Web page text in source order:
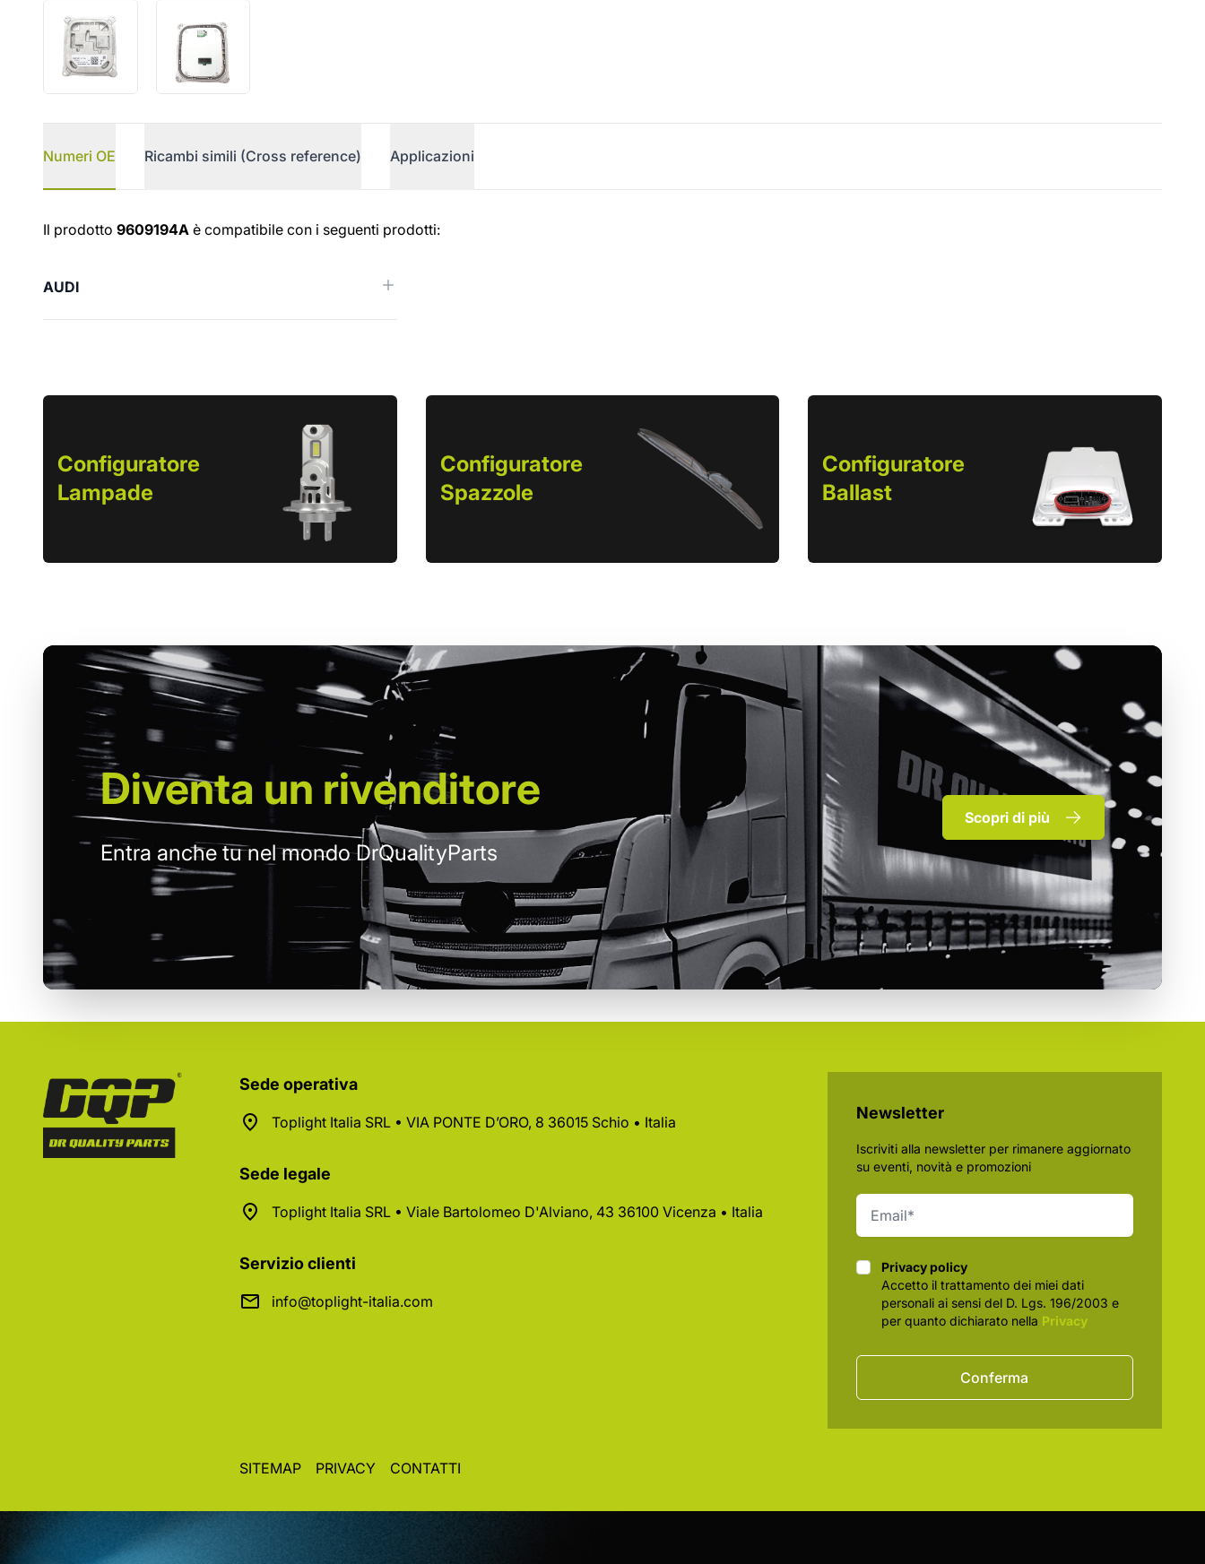
Numeri OE Ricambi simili (Cross reference) Applicazioni
Numeri OE
Il prodotto 9609194A è compatibile con i seguenti prodotti:
AUDI
Configuratore
Lampade
Configuratore
Spazzole
Configuratore
Ballast
Diventa un rivenditore
Entra anche tu nel mondo DrQualityParts
Scopri di più
Sede operativa
Toplight Italia SRL • VIA PONTE D’ORO, 8 36015 Schio • Italia
Sede legale
Toplight Italia SRL • Viale Bartolomeo D'Alviano, 43 36100 Vicenza • Italia
Servizio clienti
info@toplight-italia.com
Newsletter
Iscriviti alla newsletter per rimanere aggiornato
su eventi, novità e promozioni
Privacy policy
Privacy policy
Accetto il trattamento dei miei dati
personali ai sensi del D. Lgs. 196/2003 e
per quanto dichiarato nella Privacy
Conferma
SITEMAP PRIVACY CONTATTI